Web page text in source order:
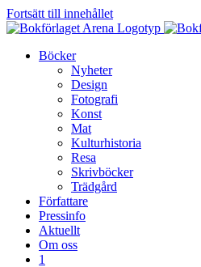
Fortsätt till innehållet
Böcker
Nyheter
Design
Fotografi
Konst
Mat
Kulturhistoria
Resa
Skrivböcker
Trädgård
Författare
Pressinfo
Aktuellt
Om oss
1